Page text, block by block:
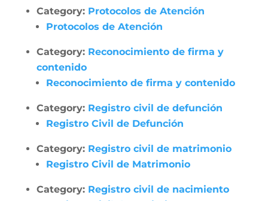
Category: Protocolos de Atención
Protocolos de Atención
Category: Reconocimiento de firma y
contenido
Reconocimiento de firma y contenido
Category: Registro civil de defunción
Registro Civil de Defunción
Category: Registro civil de matrimonio
Registro Civil de Matrimonio
Category: Registro civil de nacimiento